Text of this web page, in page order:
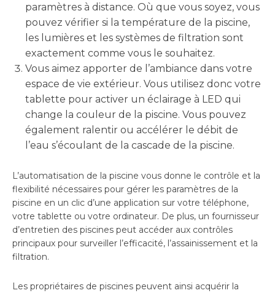
paramètres à distance. Où que vous soyez, vous
pouvez vérifier si la température de la piscine,
les lumières et les systèmes de filtration sont
exactement comme vous le souhaitez.
Vous aimez apporter de l’ambiance dans votre
espace de vie extérieur. Vous utilisez donc votre
tablette pour activer un éclairage à LED qui
change la couleur de la piscine. Vous pouvez
également ralentir ou accélérer le débit de
l’eau s’écoulant de la cascade de la piscine.
L’automatisation de la piscine vous donne le contrôle et la
flexibilité nécessaires pour gérer les paramètres de la
piscine en un clic d’une application sur votre téléphone,
votre tablette ou votre ordinateur. De plus, un fournisseur
d’entretien des piscines peut accéder aux contrôles
principaux pour surveiller l’efficacité, l’assainissement et la
filtration.
Les propriétaires de piscines peuvent ainsi acquérir la